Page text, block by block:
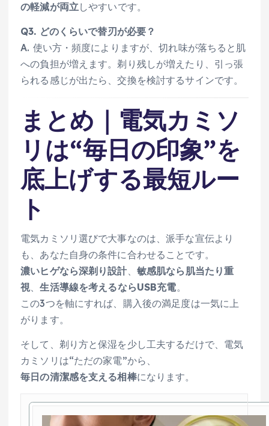
の軽減が両立しやすいです。
Q3. どのくらいで替刃が必要？
A. 使い方・頻度によりますが、切れ味が落ちると肌
への負担が増えます。剃り残しが増えたり、引っ張
られる感じが出たら、交換を検討するサインです。
まとめ｜電気カミソ
リは“毎日の印象”を
底上げする最短ルー
ト
電気カミソリ選びで大事なのは、派手な宣伝より
も、あなた自身の条件に合わせることです。
濃いヒゲなら深剃り設計、 敏感肌なら肌当たり重
視、生活導線を考えるならUSB充電。
この3つを軸にすれば、購入後の満足度は一気に上
がります。
そして、剃り方と保湿を少し工夫するだけで、電気
カミソリは“ただの家電”から、
毎日の清潔感を支える相棒になります。